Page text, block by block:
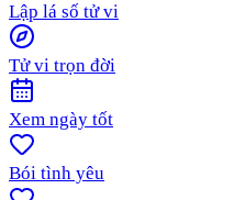
Lập lá số tử vi
Tử vi trọn đời
Xem ngày tốt
Bói tình yêu